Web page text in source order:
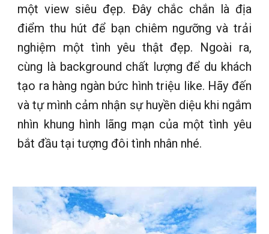
một view siêu đẹp. Đây chắc chắn là địa
điểm thu hút để bạn chiêm ngưỡng và trải
nghiệm một tình yêu thật đẹp. Ngoài ra,
cùng là background chất lượng để du khách
tạo ra hàng ngàn bức hình triệu like. Hãy đến
và tự mình cảm nhận sự huyền diệu khi ngắm
nhìn khung hình lãng mạn của một tình yêu
bắt đầu tại tượng đôi tình nhân nhé.